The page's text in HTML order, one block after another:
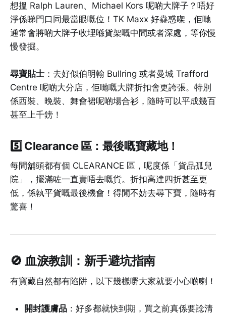
想搵 Ralph Lauren、Michael Kors 呢啲大牌子？唔好
淨係睇門口同最當眼嘅位！TK Maxx 好蠱惑㗎，佢哋
通常會將啲大牌子收埋喺貨架嘅中間或者深處，等你慢
慢發掘。
尋寶貼士 ：去好似伯明翰 Bullring 或者曼城 Trafford
Centre 呢啲大分店，佢哋嘅大牌折扣會更誇張。特別
係西裝、晚裝、舞會裙呢啲場合衫，隨時可以平成幾百
甚至上千鎊！
5️⃣ Clearance 區：最後嘅寶藏地！
每間舖頭都有個 CLEARANCE 區，呢度係「貨品孤兒
院」，擺滿咗一直賣唔去嘅貨。折扣高達四折甚至更
低，係執平貨嘅最後機會！得閒不妨去尋下寶，隨時有
驚喜！
🚫血淚教訓：新手避坑指南
有寶藏自然都有陷阱，以下幾樣嘢大家就要小心啲喇！
開封護膚品 ：好多都就快到期，買之前真係要諗清